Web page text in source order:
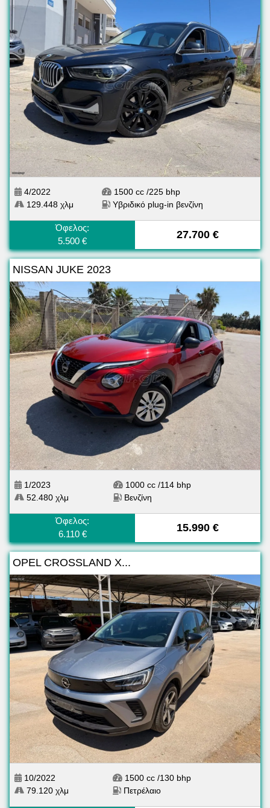
4/2022
129.448 χλμ
1500 cc /225 bhp
Υβριδικό plug-in βενζίνη
Όφελος:
5.500 €
27.700 €
NISSAN JUKE 2023
1/2023
52.480 χλμ
1000 cc /114 bhp
Βενζίνη
Όφελος:
6.110 €
15.990 €
OPEL CROSSLAND X...
10/2022
79.120 χλμ
1500 cc /130 bhp
Πετρέλαιο